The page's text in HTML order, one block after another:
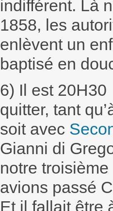
indifférent. Là
1858, les
enlèvent un
baptisé en
6) Il est
quitter, tant
soit avec
Gianni di
notre
avions passé
Et il fallait être